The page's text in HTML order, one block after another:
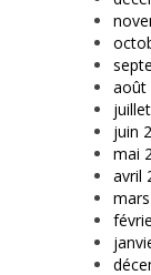
août
juin
mai
avril